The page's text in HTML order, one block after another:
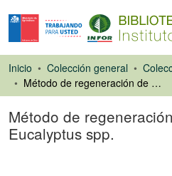
Inicio Colección general
Método de regeneración de monte bajo en Eucalyptus spp.
Método de
Eucalyptus spp.